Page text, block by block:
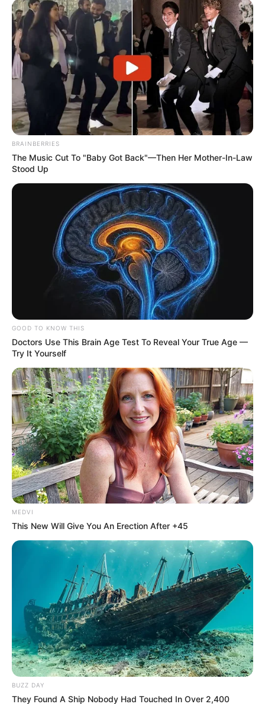
Climbers Find A House In The Mountains - Then
They Look Inside
Buzz Day
This Is How Wild Woodstock Really Was
Buzz Day
She Put Toothpaste On Her Feet For 7 Nights
Straight – Here's What Happened
Good To Know This
Remember Lizzie? Take A Deep Breath Before You
See Her Now
Buzz Day